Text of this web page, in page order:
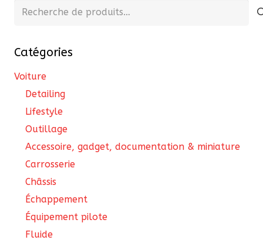
Recherche
Catégories
Voiture
Detailing
Lifestyle
Outillage
Accessoire, gadget, documentation & miniature
Carrosserie
Châssis
Échappement
Équipement pilote
Fluide